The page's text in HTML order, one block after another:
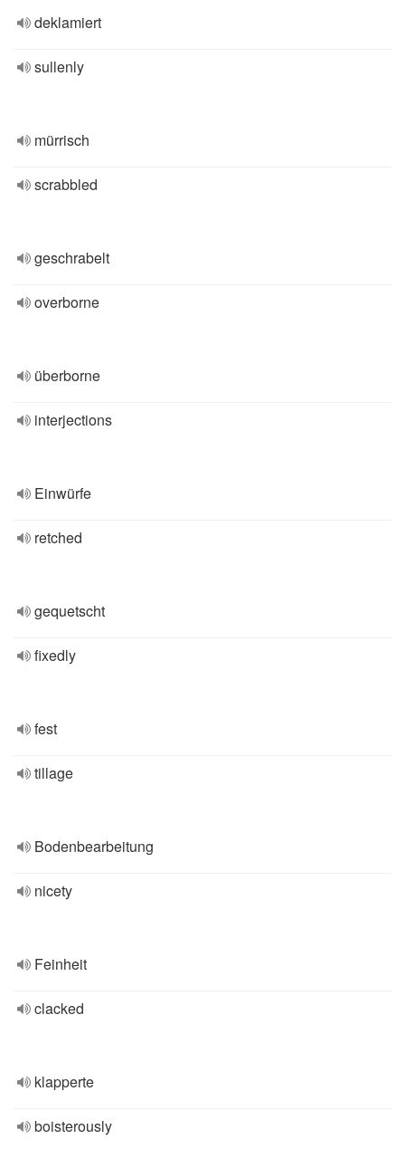
deklamiert
sullenly
mürrisch
scrabbled
geschrabelt
overborne
überborne
interjections
Einwürfe
retched
gequetscht
fixedly
fest
tillage
Bodenbearbeitung
nicety
Feinheit
clacked
klapperte
boisterously